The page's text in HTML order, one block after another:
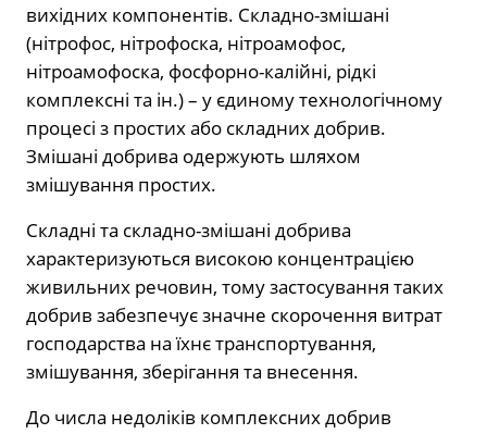
вихідних компонентів. Складно-змішані
(нітрофос, нітрофоска, нітроамофос,
нітроамофоска, фосфорно-калійні, рідкі
комплексні та ін.) – у єдиному технологічному
процесі з простих або складних добрив.
Змішані добрива одержують шляхом
змішування простих.
Складні та складно-змішані добрива
характеризуються високою концентрацією
живильних речовин, тому застосування таких
добрив забезпечує значне скорочення витрат
господарства на їхнє транспортування,
змішування, зберігання та внесення.
До числа недоліків комплексних добрив